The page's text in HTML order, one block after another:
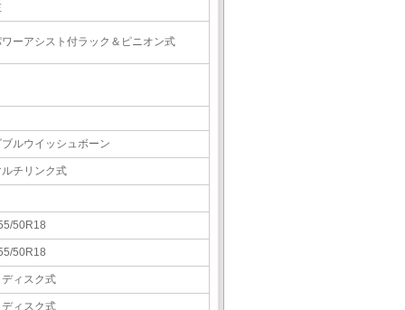
ーアシスト付ラック＆ピニオン式
ルウイッシュボーン
チリンク式
50R18
50R18
ィスク式
ィスク式